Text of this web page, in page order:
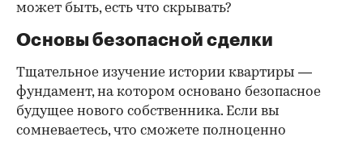
может быть, есть что скрывать?
Основы безопасной сделки
Тщательное изучение истории квартиры —
фундамент, на котором основано безопасное
будущее нового собственника. Если вы
сомневаетесь, что сможете полноценно